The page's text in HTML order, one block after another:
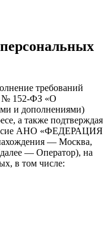
требований
№ 152-ФЗ «О
и дополнениями)
а также подтверждая
АНО «ФЕДЕРАЦИЯ
— Москва,
— Оператор), на
в том числе: